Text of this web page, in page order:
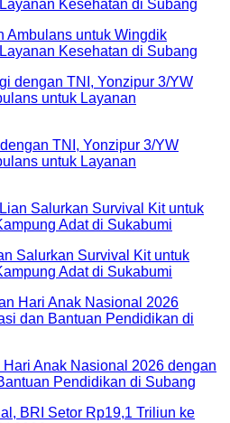
Ambulans untuk Wingdik
Kesehatan di Subang
TNI, Yonzipur 3/YW
untuk Layanan
Salurkan Survival Kit untuk
Adat di Sukabumi
Anak Nasional 2026 dengan
Pendidikan di Subang